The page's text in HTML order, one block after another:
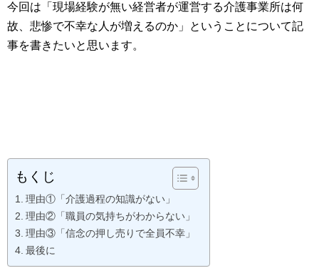
今回は「現場経験が無い経営者が運営する介護事業所は何
故、悲惨で不幸な人が増えるのか」ということについて記
事を書きたいと思います。
もくじ
理由①「介護過程の知識がない」
理由②「職員の気持ちがわからない」
理由③「信念の押し売りで全員不幸」
最後に